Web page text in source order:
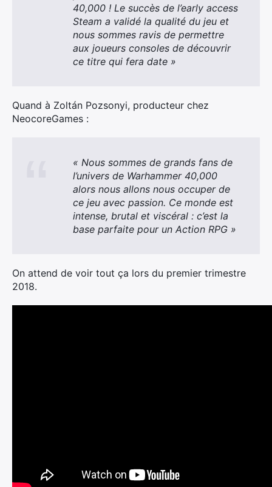
40,000 ! Le succès de l’early access
Steam a validé la qualité du jeu et
nous sommes ravis de permettre
aux joueurs consoles de découvrir
ce titre qui fera date »
Quand à Zoltán Pozsonyi, producteur chez
NeocoreGames :
« Nous sommes de grands fans de
l’univers de Warhammer 40,000
alors nous allons nous occuper de
ce jeu avec passion. Ce monde est
intense, brutal et viscéral : c’est la
base parfaite pour un Action RPG »
On attend de voir tout ça lors du premier trimestre
2018.